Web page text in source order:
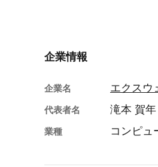
企業情報
企業名 エクスウ
代表者名 滝本 賀年
業種 コンピュ